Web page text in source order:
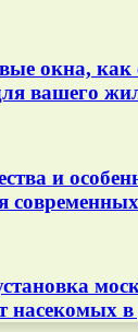
окна, как
вашего
и
насекомых в